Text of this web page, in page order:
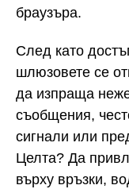
браузъра.
След като
шлюзовете се
да изпраща
съобщения,
сигнали или
Целта? Да
върху връзки,